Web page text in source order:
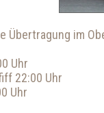
Übertragung im
Uhr
22:00 Uhr
Uhr